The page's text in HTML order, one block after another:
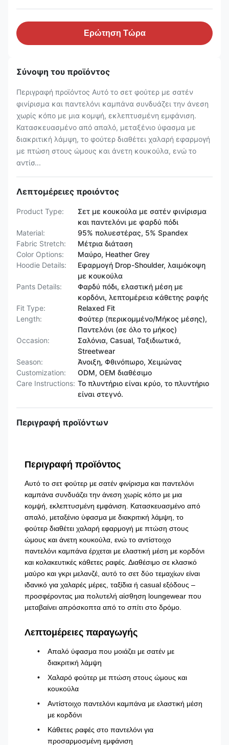
Ερώτηση Τώρα
Σύνοψη του προϊόντος
Περιγραφή προϊόντος Αυτό το σετ φούτερ με σατέν
φινίρισμα και παντελόνι καμπάνα συνδυάζει την άνεση
χωρίς κόπο με μια κομψή, εκλεπτυσμένη εμφάνιση.
Κατασκευασμένο από απαλό, μεταξένιο ύφασμα με
διακριτική λάμψη, το φούτερ διαθέτει χαλαρή εφαρμογή
με πτώση στους ώμους και άνετη κουκούλα, ενώ το
αντίσ...
Λεπτομέρειες προιόντος
Product Type:
Σετ με κουκούλα με σατέν φινίρισμα
και παντελόνι με φαρδύ πόδι
Material:
95% πολυεστέρας, 5% Spandex
Fabric Stretch:
Μέτρια διάταση
Color Options:
Μαύρο, Heather Grey
Hoodie Details:
Εφαρμογή Drop-Shoulder, λαιμόκοψη
με κουκούλα
Pants Details:
Φαρδύ πόδι, ελαστική μέση με
κορδόνι, λεπτομέρεια κάθετης ραφής
Fit Type:
Relaxed Fit
Length:
Φούτερ (περικομμένο/Μήκος μέσης),
Παντελόνι (σε ​​όλο το μήκος)
Occasion:
Σαλόνια, Casual, Ταξιδιωτικά,
Streetwear
Season:
Άνοιξη, Φθινόπωρο, Χειμώνας
Customization:
ODM, OEM διαθέσιμο
Care Instructions: Το πλυντήριο είναι κρύο, το πλυντήριο
είναι στεγνό.
Περιγραφή προϊόντων
Περιγραφή προϊόντος
Αυτό το σετ φούτερ με σατέν φινίρισμα και παντελόνι
καμπάνα συνδυάζει την άνεση χωρίς κόπο με μια
κομψή, εκλεπτυσμένη εμφάνιση. Κατασκευασμένο από
απαλό, μεταξένιο ύφασμα με διακριτική λάμψη, το
φούτερ διαθέτει χαλαρή εφαρμογή με πτώση στους
ώμους και άνετη κουκούλα, ενώ το αντίστοιχο
παντελόνι καμπάνα έρχεται με ελαστική μέση με κορδόνι
και κολακευτικές κάθετες ραφές. Διαθέσιμο σε κλασικό
μαύρο και γκρι μελανζέ, αυτό το σετ δύο τεμαχίων είναι
ιδανικό για χαλαρές μέρες, ταξίδια ή casual εξόδους –
προσφέροντας μια πολυτελή αίσθηση loungewear που
μεταβαίνει απρόσκοπτα από το σπίτι στο δρόμο.
Λεπτομέρειες παραγωγής
Απαλό ύφασμα που μοιάζει με σατέν με
διακριτική λάμψη
Χαλαρό φούτερ με πτώση στους ώμους και
κουκούλα
Αντίστοιχο παντελόνι καμπάνα με ελαστική μέση
με κορδόνι
Κάθετες ραφές στο παντελόνι για
προσαρμοσμένη εμφάνιση